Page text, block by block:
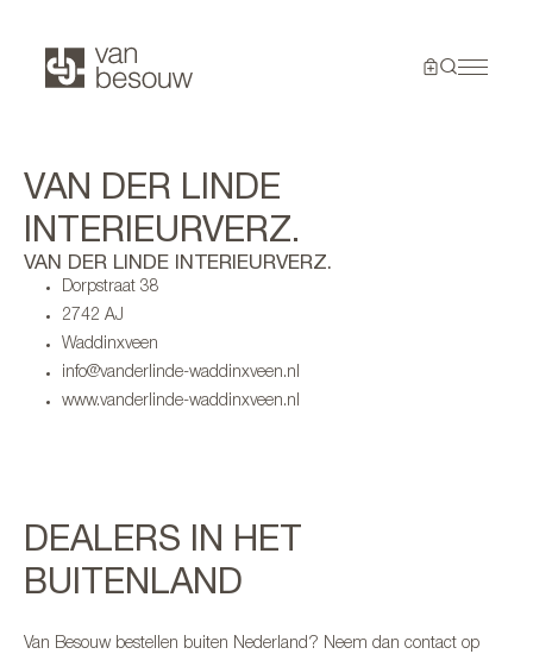
VAN DER LINDE
INTERIEURVERZ.
VAN DER LINDE INTERIEURVERZ.
Dorpstraat 38
2742 AJ
Waddinxveen
info@vanderlinde-waddinxveen.nl
www.vanderlinde-waddinxveen.nl
DEALERS IN HET
BUITENLAND
Van Besouw bestellen buiten Nederland? Neem dan contact op